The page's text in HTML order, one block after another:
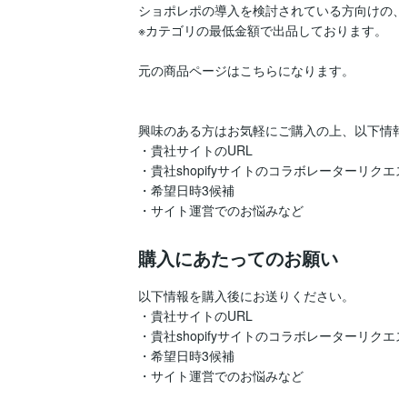
ショポレポの導入を検討されている方向けの
※カテゴリの最低金額で出品しております。
元の商品ページはこちらになります。
興味のある方はお気軽にご購入の上、以下情
・貴社サイトのURL
・貴社shopifyサイトのコラボレーターリク
・希望日時3候補
購入にあたってのお願い
以下情報を購入後にお送りください。
・貴社サイトのURL
・貴社shopifyサイトのコラボレーターリク
・希望日時3候補